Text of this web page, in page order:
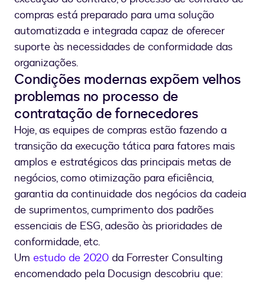
compras está preparado para uma solução
automatizada e integrada capaz de oferecer
suporte às necessidades de conformidade das
organizações.
Condições modernas expõem velhos
problemas no processo de
contratação de fornecedores
Hoje, as equipes de compras estão fazendo a
transição da execução tática para fatores mais
amplos e estratégicos das principais metas de
negócios, como otimização para eficiência,
garantia da continuidade dos negócios da cadeia
de suprimentos, cumprimento dos padrões
essenciais de ESG, adesão às prioridades de
conformidade, etc.
Um estudo de 2020 da Forrester Consulting
encomendado pela Docusign descobriu que: